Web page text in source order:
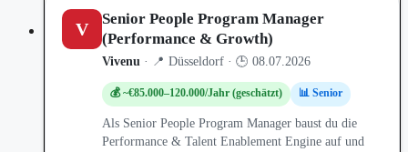
V
Senior People Program Manager
(Performance & Growth)
Vivenu · 📍 Düsseldorf · 🕒 08.07.2026
💰 ~€85.000–120.000/Jahr (geschätzt) 📊 Senior
Als Senior People Program Manager baust du die
Performance & Talent Enablement Engine auf und